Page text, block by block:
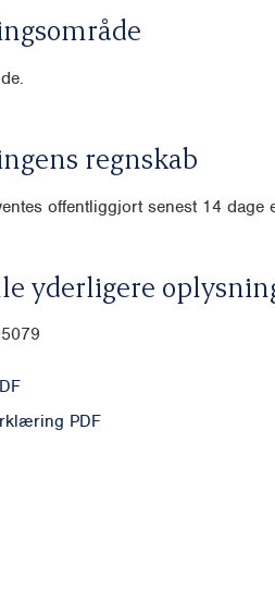
regnskab
offentliggjort senest 14 dage
yderligere
PDF